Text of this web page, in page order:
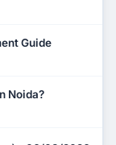
Guide
Noida?